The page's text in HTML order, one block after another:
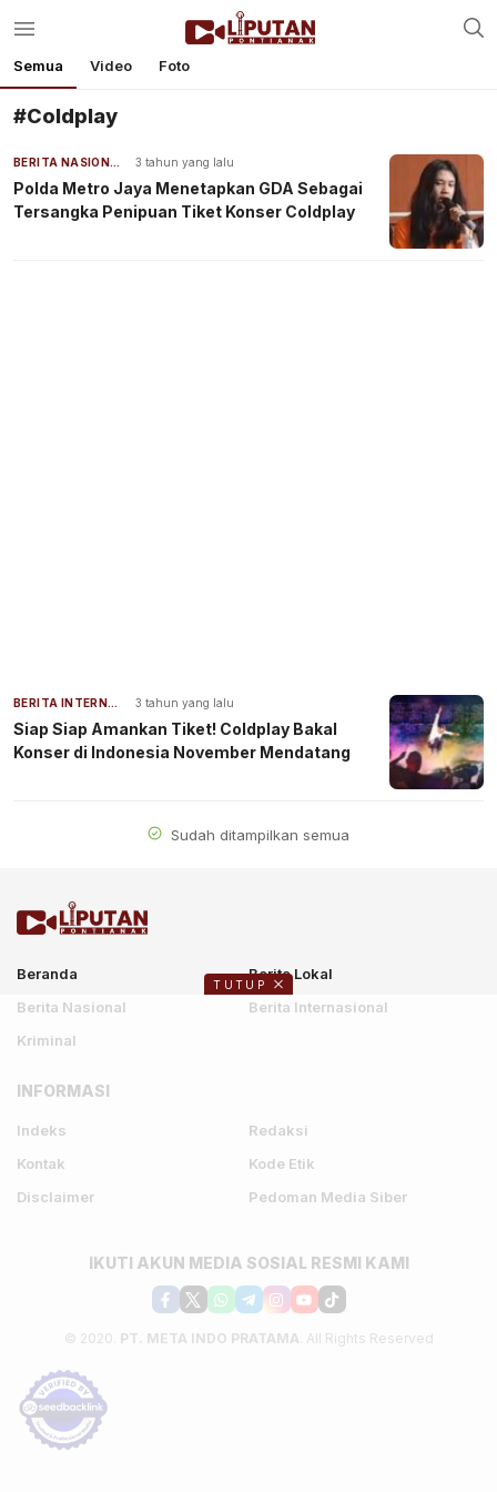
Semua Video Foto
#Coldplay
BERITA NASIONAL 3 tahun yang lalu
Polda Metro Jaya Menetapkan GDA Sebagai
Tersangka Penipuan Tiket Konser Coldplay
BERITA INTERNASIONAL 3 tahun yang lalu
Siap Siap Amankan Tiket! Coldplay Bakal
Konser di Indonesia November Mendatang
Sudah ditampilkan semua
Beranda
Berita Lokal
Berita Nasional
Berita Internasional
Kriminal
INFORMASI
Indeks
Redaksi
Kontak
Kode Etik
Disclaimer
Pedoman Media Siber
IKUTI AKUN MEDIA SOSIAL RESMI KAMI
© 2020. PT. META INDO PRATAMA . All Rights Reserved
TUTUP